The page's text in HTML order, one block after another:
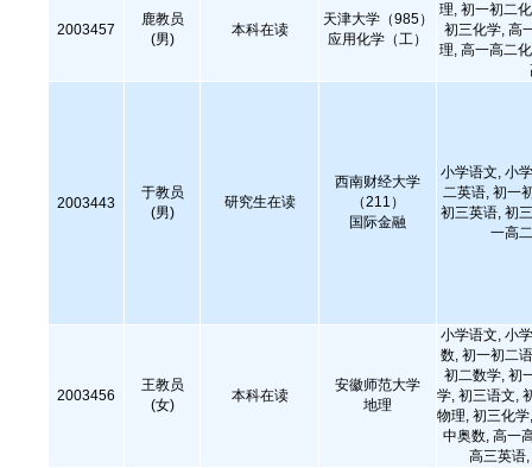
2003457
鹿教员
(男)
本科在读
天津大学（985）
应用化学（工）
理, 初一初二
初三化学, 高
理, 高一高二
2003443
于教员
(男)
研究生在读
西南财经大学
（211）
国际金融
小学语文, 小
二英语, 初一
初三英语, 初
一高
2003456
王教员
(女)
本科在读
安徽师范大学
地理
小学语文, 小
数, 初一初二
初二数学, 初
学, 初三语文,
物理, 初三化
中奥数, 高一
高三英语